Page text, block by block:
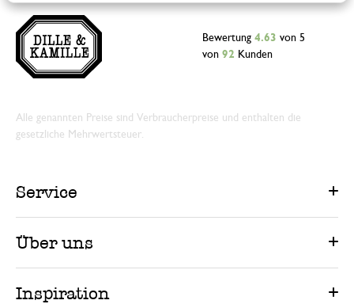
Bewertung 4.63 von 5
von 92 Kunden
Alle genannten Preise sind Verbraucherpreise und enthalten die
gesetzliche Mehrwertsteuer.
Service
Über uns
Inspiration